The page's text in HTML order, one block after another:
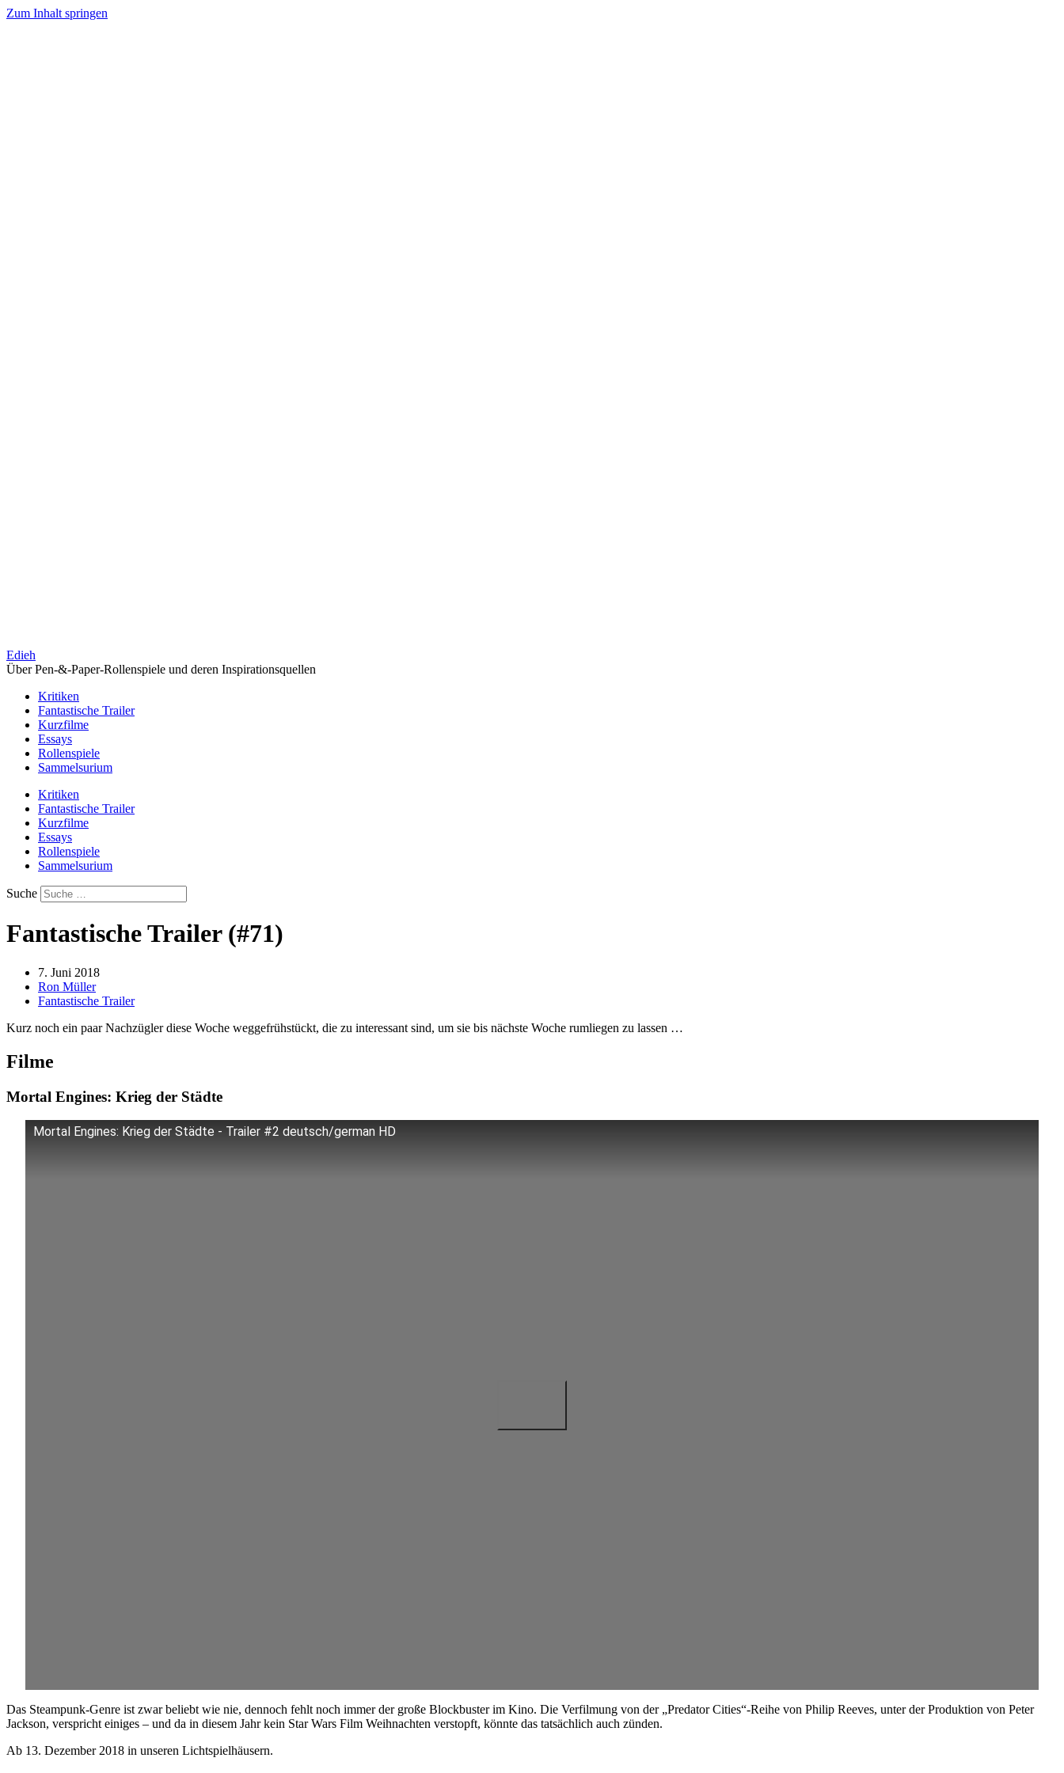
Zum Inhalt springen
Edieh
Über Pen-&-Paper-Rollenspiele und deren Inspirationsquellen
Kritiken
Fantastische Trailer
Kurzfilme
Essays
Rollenspiele
Sammelsurium
Kritiken
Fantastische Trailer
Kurzfilme
Essays
Rollenspiele
Sammelsurium
Suche
Fantastische Trailer (#71)
7. Juni 2018
Ron Müller
Fantastische Trailer
Kurz noch ein paar Nachzügler diese Woche weggefrühstückt, die zu interessant sind, um sie bis nächste Woche rumliegen zu lassen …
Filme
Mortal Engines: Krieg der Städte
Mortal Engines: Krieg der Städte - Trailer #2 deutsch/german HD
Das Steampunk-Genre ist zwar beliebt wie nie, dennoch fehlt noch immer der große Blockbuster im Kino. Die Verfilmung von der „Predator Cities“-Reihe von Philip Reeves, unter der Produktion von Peter
Jackson, verspricht einiges – und da in diesem Jahr kein Star Wars Film Weihnachten verstopft, könnte das tatsächlich auch zünden.
Ab 13. Dezember 2018 in unseren Lichtspielhäusern.